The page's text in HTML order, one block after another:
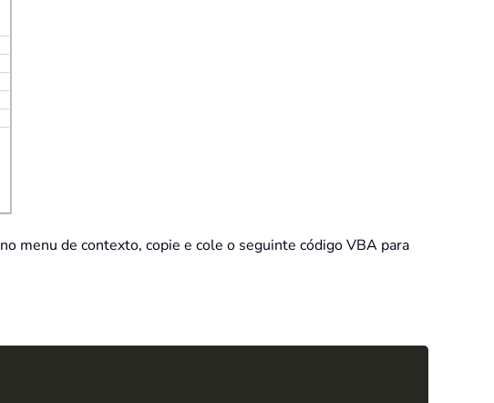
no menu de contexto, copie e cole o seguinte código VBA para